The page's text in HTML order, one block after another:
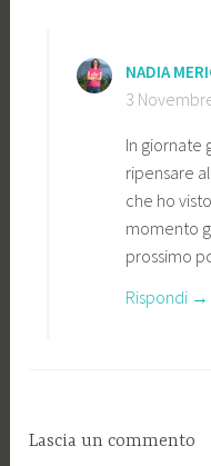
NADIA
3
In giornate
ripensare
che ho
momento
prossimo
Rispondi
Lascia un commento